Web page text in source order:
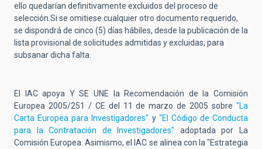
ello quedarían definitivamente excluidos del proceso de
selección.Si se omitiese cualquier otro documento requerido,
se dispondrá de cinco (5) días hábiles, desde la publicación de la
lista provisional de solicitudes admitidas y excluidas, para
subsanar dicha falta.
El IAC apoya Y SE UNE la Recomendación de la Comisión
Europea 2005/251 / CE del 11 de marzo de 2005 sobre "La
Carta Europea para Investigadores" y "El Código de Conducta
para la Contratación de Investigadores" adoptada por La
Comisión Europea. Asimismo, el IAC se alinea con la "Estrategia